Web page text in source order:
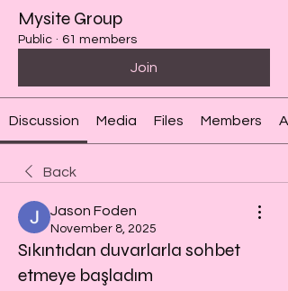
Mysite Group
Public · 61 members
Join
Discussion Media Files Members
Back
Jason Foden
November 8, 2025
Sıkıntıdan duvarlarla sohbet
etmeye başladım